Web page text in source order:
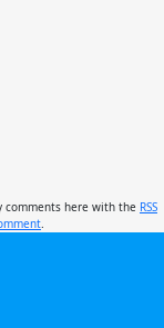
comments here with the RSS